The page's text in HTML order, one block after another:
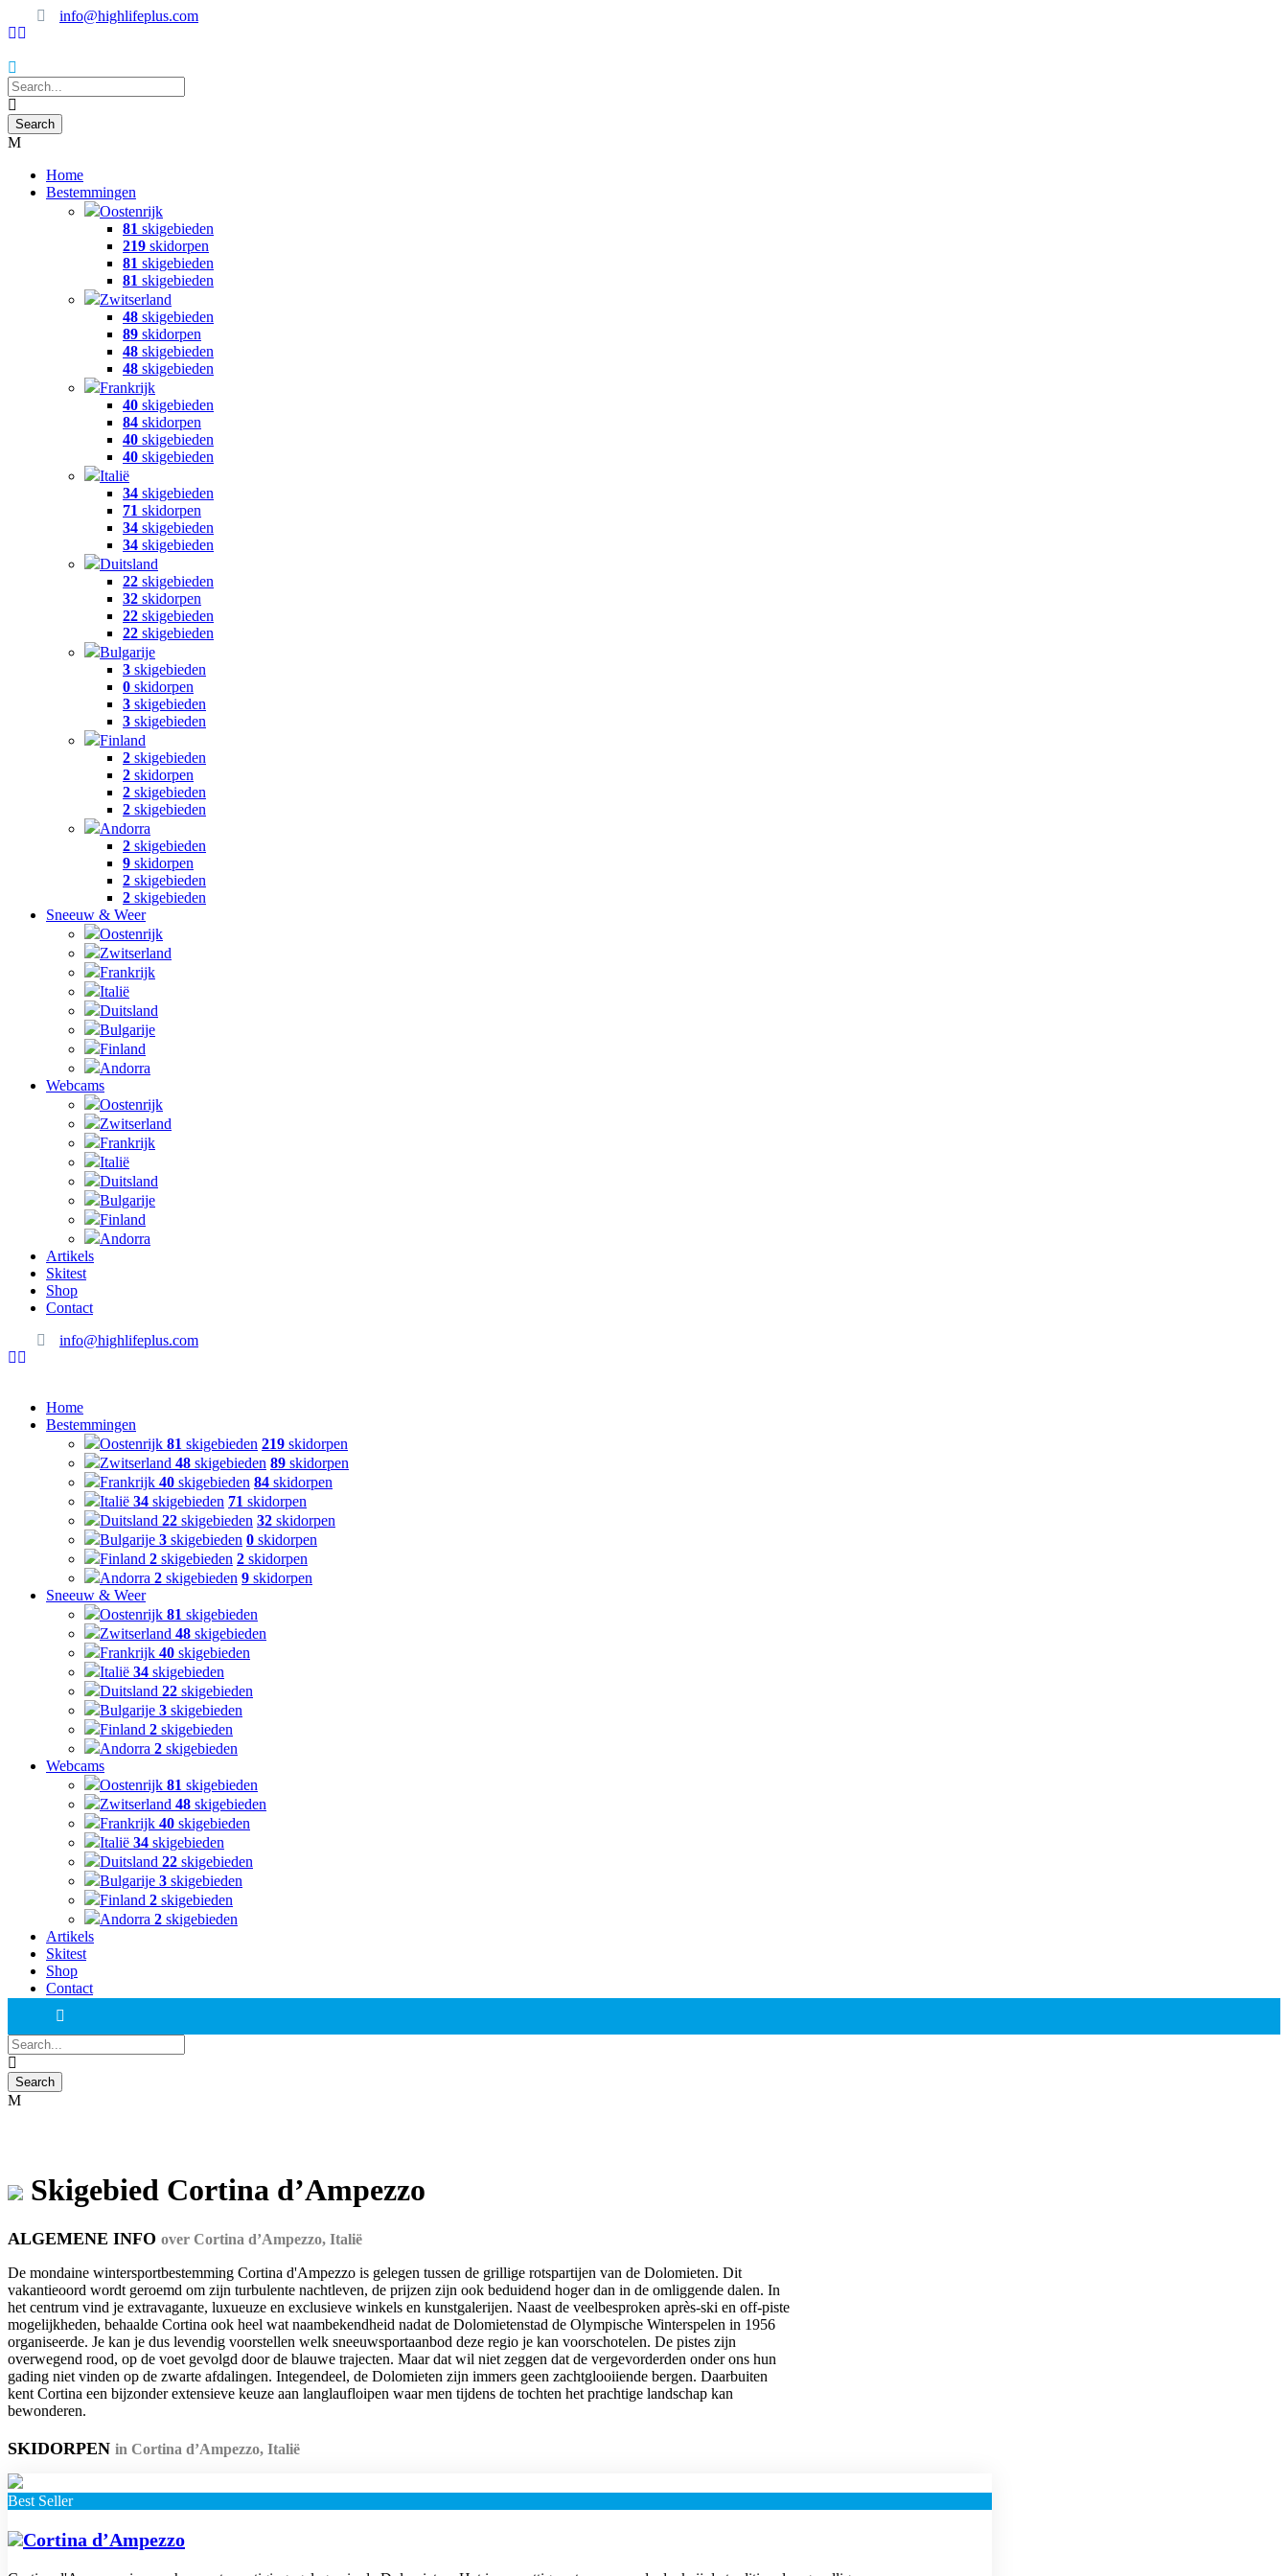
info@highlifeplus.com
Home
Bestemmingen
Oostenrijk
81 skigebieden
219 skidorpen
81 skigebieden
81 skigebieden
Zwitserland
48 skigebieden
89 skidorpen
48 skigebieden
48 skigebieden
Frankrijk
40 skigebieden
84 skidorpen
40 skigebieden
40 skigebieden
Italië
34 skigebieden
71 skidorpen
34 skigebieden
34 skigebieden
Duitsland
22 skigebieden
32 skidorpen
22 skigebieden
22 skigebieden
Bulgarije
3 skigebieden
0 skidorpen
3 skigebieden
3 skigebieden
Finland
2 skigebieden
2 skidorpen
2 skigebieden
2 skigebieden
Andorra
2 skigebieden
9 skidorpen
2 skigebieden
2 skigebieden
Sneeuw & Weer
Oostenrijk
Zwitserland
Frankrijk
Italië
Duitsland
Bulgarije
Finland
Andorra
Webcams
Oostenrijk
Zwitserland
Frankrijk
Italië
Duitsland
Bulgarije
Finland
Andorra
Artikels
Skitest
Shop
Contact
info@highlifeplus.com
Home
Bestemmingen
Oostenrijk 81 skigebieden 219 skidorpen
Zwitserland 48 skigebieden 89 skidorpen
Frankrijk 40 skigebieden 84 skidorpen
Italië 34 skigebieden 71 skidorpen
Duitsland 22 skigebieden 32 skidorpen
Bulgarije 3 skigebieden 0 skidorpen
Finland 2 skigebieden 2 skidorpen
Andorra 2 skigebieden 9 skidorpen
Sneeuw & Weer
Oostenrijk 81 skigebieden
Zwitserland 48 skigebieden
Frankrijk 40 skigebieden
Italië 34 skigebieden
Duitsland 22 skigebieden
Bulgarije 3 skigebieden
Finland 2 skigebieden
Andorra 2 skigebieden
Webcams
Oostenrijk 81 skigebieden
Zwitserland 48 skigebieden
Frankrijk 40 skigebieden
Italië 34 skigebieden
Duitsland 22 skigebieden
Bulgarije 3 skigebieden
Finland 2 skigebieden
Andorra 2 skigebieden
Artikels
Skitest
Shop
Contact
Skigebied Cortina d’Ampezzo
ALGEMENE INFO over Cortina d’Ampezzo, Italië
De mondaine wintersportbestemming Cortina d'Ampezzo is gelegen tussen de grillige rotspartijen van de Dolomieten. Dit
vakantieoord wordt geroemd om zijn turbulente nachtleven, de prijzen zijn ook beduidend hoger dan in de omliggende dalen. In
het centrum vind je extravagante, luxueuze en exclusieve winkels en kunstgalerijen. Naast de veelbesproken après-ski en off-piste
mogelijkheden, behaalde Cortina ook heel wat naambekendheid nadat de Dolomietenstad de Olympische Winterspelen in 1956
organiseerde. Je kan je dus levendig voorstellen welk sneeuwsportaanbod deze regio je kan voorschotelen. De pistes zijn
overwegend rood, op de voet gevolgd door de blauwe trajecten. Maar dat wil niet zeggen dat de vergevorderden onder ons hun
gading niet vinden op de zwarte afdalingen. Integendeel, de Dolomieten zijn immers geen zachtglooiiende bergen. Daarbuiten
kent Cortina een bijzonder extensieve keuze aan langlaufloipen waar men tijdens de tochten het prachtige landschap kan
bewonderen.
SKIDORPEN in Cortina d’Ampezzo, Italië
Best Seller
Cortina d’Ampezzo